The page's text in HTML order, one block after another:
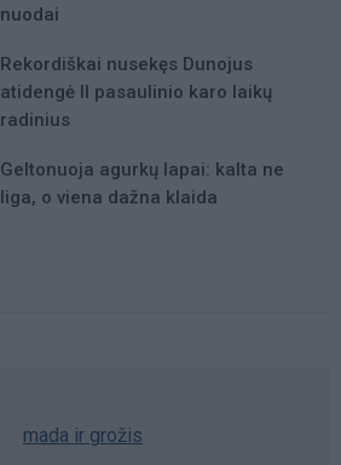
nuodai
Rekordiškai nusekęs Dunojus
atidengė II pasaulinio karo laikų
radinius
Geltonuoja agurkų lapai: kalta ne
liga, o viena dažna klaida
mada ir grožis